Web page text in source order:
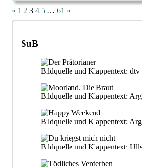
Seitennummerierung
der
Beiträge
« Vorherige
Beiträge
1 2 3 4 5 … 61 Nächste
Beiträge
»
SuB
Bildquelle und Klappentext:
Bildquelle und Klappentext:
Bildquelle und Klappentext:
Bildquelle und Klappentext: